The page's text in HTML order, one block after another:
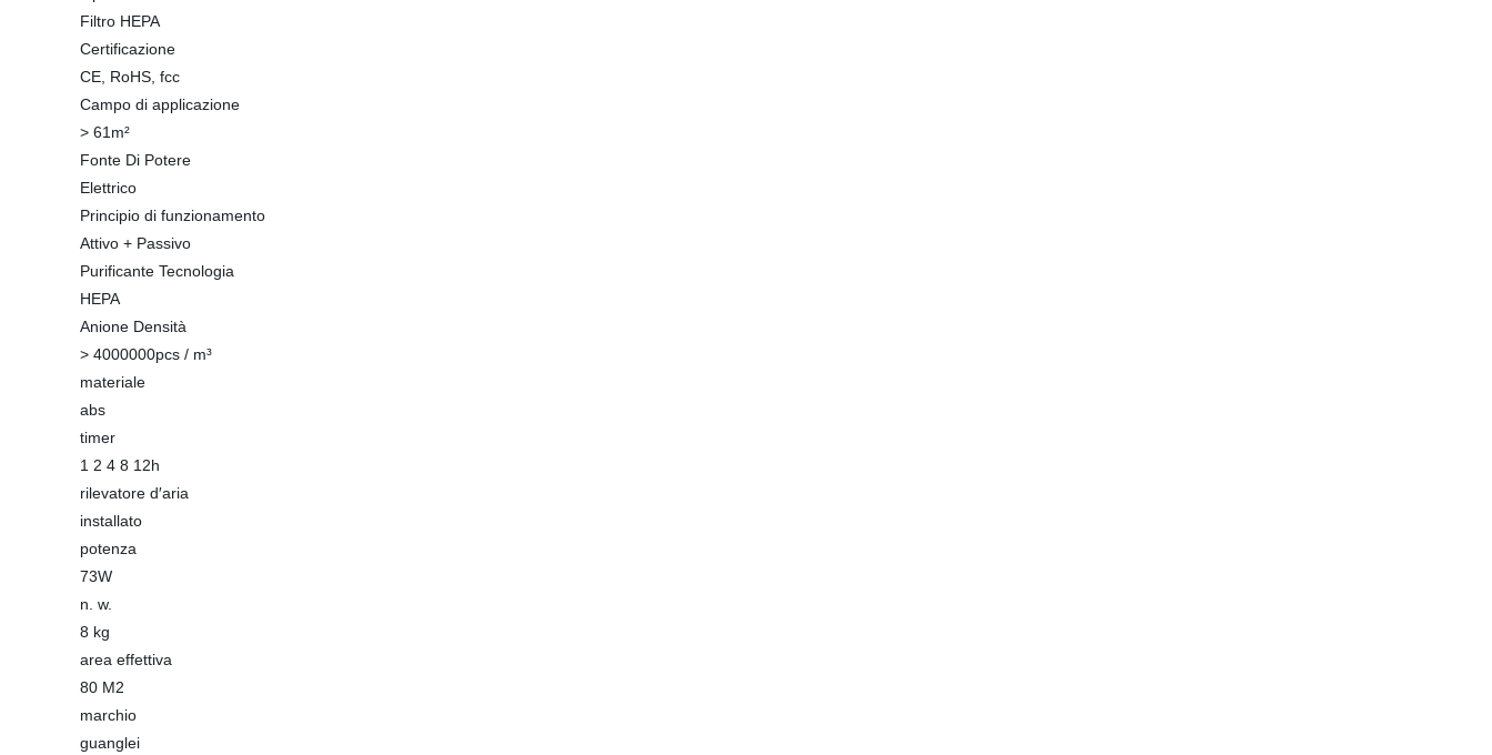
Filtro HEPA
Certificazione
CE, RoHS, fcc
Campo di applicazione
> 61m²
Fonte Di Potere
Elettrico
Principio di funzionamento
Attivo + Passivo
Purificante Tecnologia
HEPA
Anione Densità
> 4000000pcs / m³
materiale
abs
timer
1 2 4 8 12h
rilevatore d′aria
installato
potenza
73W
n. w.
8 kg
area effettiva
80 M2
marchio
guanglei